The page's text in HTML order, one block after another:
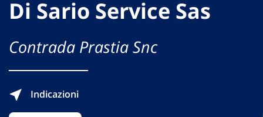
Di Sario Service Sas
Contrada Prastia Snc
Indicazioni